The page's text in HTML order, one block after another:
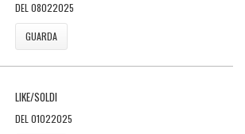
DEL 08022025
GUARDA
LIKE/SOLDI
DEL 01022025